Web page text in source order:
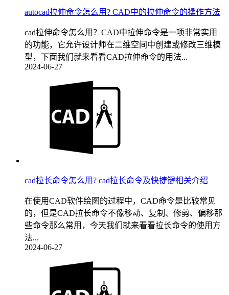
autocad拉伸命令怎么用? CAD中的拉伸命令的操作方法
cad拉伸命令怎么用？CAD中拉伸命令是一项非常实用
的功能，它允许设计师在二维空间中创建或修改三维模
型，下面我们就来看看CAD拉伸命令的用法...
2024-06-27
cad拉长命令怎么用? cad拉长命令及快捷键相关介绍
在使用CAD软件绘图的过程中，CAD命令是比较常见
的，但是CAD拉长命令不像移动、复制、修剪、偏移那
些命令那么常用，今天我们就来看看拉长命令的使用方
法...
2024-06-27